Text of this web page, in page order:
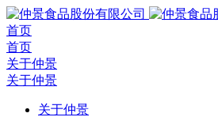
首页
首页
关于仲景
关于仲景
关于仲景